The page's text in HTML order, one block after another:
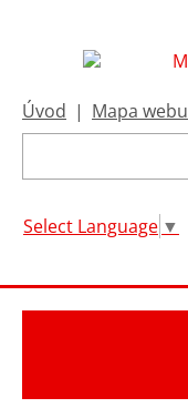
Úvod | Mapa webu
Select Language ▼